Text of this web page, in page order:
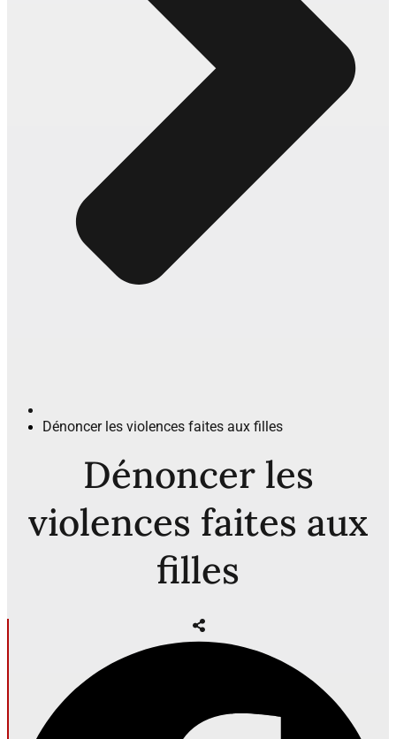
Dénoncer les violences faites aux filles
Dénoncer les
violences faites aux
filles